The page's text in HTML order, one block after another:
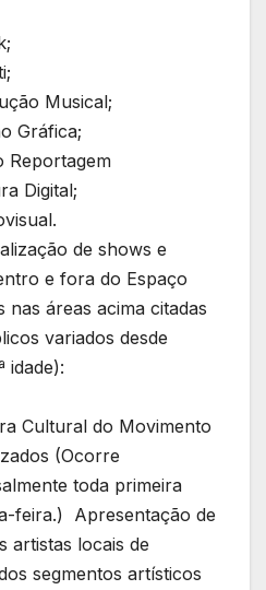
Musical;
Gráfica;
Reportagem
Digital;
de shows e
e fora do Espaço
nas áreas acima citadas
variados desde
idade):
Cultural do Movimento
(Ocorre
toda primeira
feira.) Apresentação de
artistas locais de
segmentos artísticos